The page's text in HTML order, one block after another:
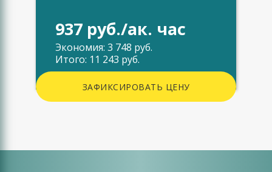
937 руб./ак. час
Экономия: 3 748 руб.
Итого: 11 243 руб.
ЗАФИКСИРОВАТЬ ЦЕНУ